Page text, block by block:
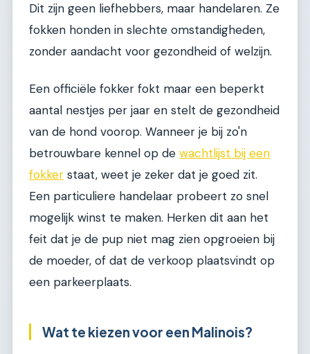
Dit zijn geen liefhebbers, maar handelaren. Ze
fokken honden in slechte omstandigheden,
zonder aandacht voor gezondheid of welzijn.
Een officiële fokker fokt maar een beperkt
aantal nestjes per jaar en stelt de gezondheid
van de hond voorop. Wanneer je bij zo'n
betrouwbare kennel op de wachtlijst bij een
fokker staat, weet je zeker dat je goed zit.
Een particuliere handelaar probeert zo snel
mogelijk winst te maken. Herken dit aan het
feit dat je de pup niet mag zien opgroeien bij
de moeder, of dat de verkoop plaatsvindt op
een parkeerplaats.
Wat te kiezen voor een Malinois?